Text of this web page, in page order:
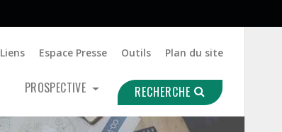
Liens Espace Presse Outils Plan du site
PROSPECTIVE RECHERCHE